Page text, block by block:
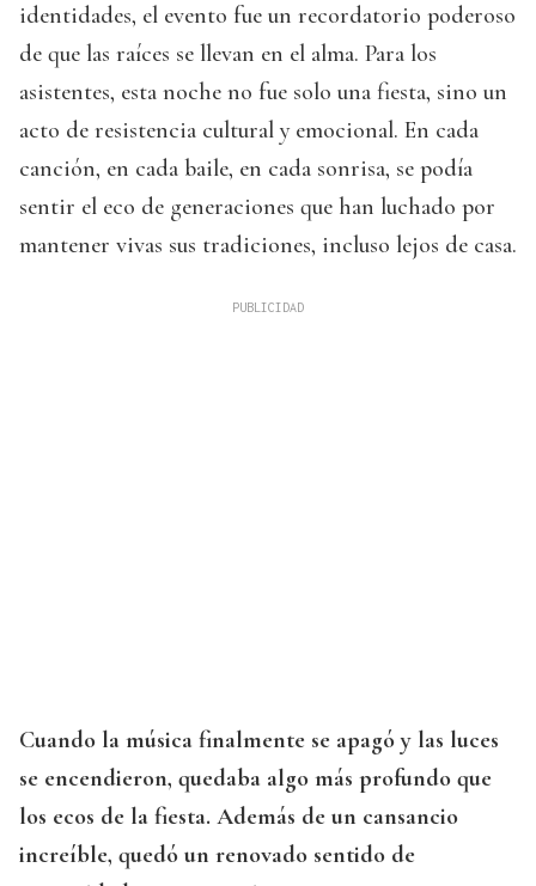
identidades, el evento fue un recordatorio poderoso
de que las raíces se llevan en el alma. Para los
asistentes, esta noche no fue solo una fiesta, sino un
acto de resistencia cultural y emocional. En cada
canción, en cada baile, en cada sonrisa, se podía
sentir el eco de generaciones que han luchado por
mantener vivas sus tradiciones, incluso lejos de casa.
Cuando la música finalmente se apagó y las luces
se encendieron, quedaba algo más profundo que
los ecos de la fiesta. Además de un cansancio
increíble, quedó un renovado sentido de